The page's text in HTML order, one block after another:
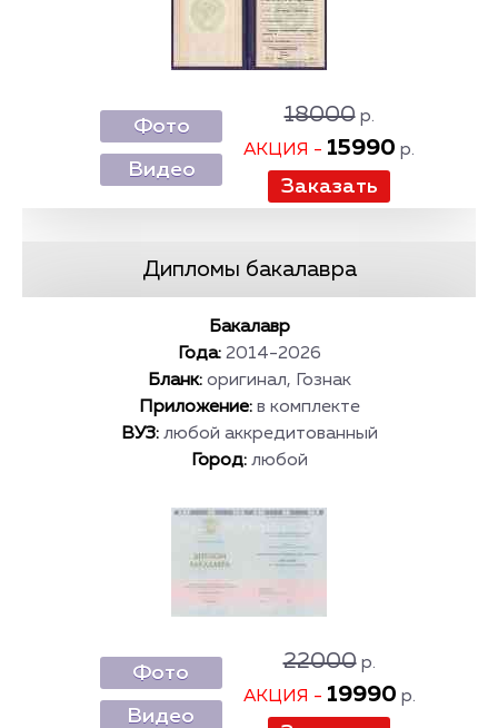
Фото
Видео
18000р.
АКЦИЯ - 15990 р.
Дипломы бакалавра
Бакалавр
Года: 2014-2026
Бланк: оригинал, Гознак
Приложение: в комплекте
ВУЗ: любой аккредитованный
Город: любой
Фото
Видео
22000р.
АКЦИЯ - 19990 р.